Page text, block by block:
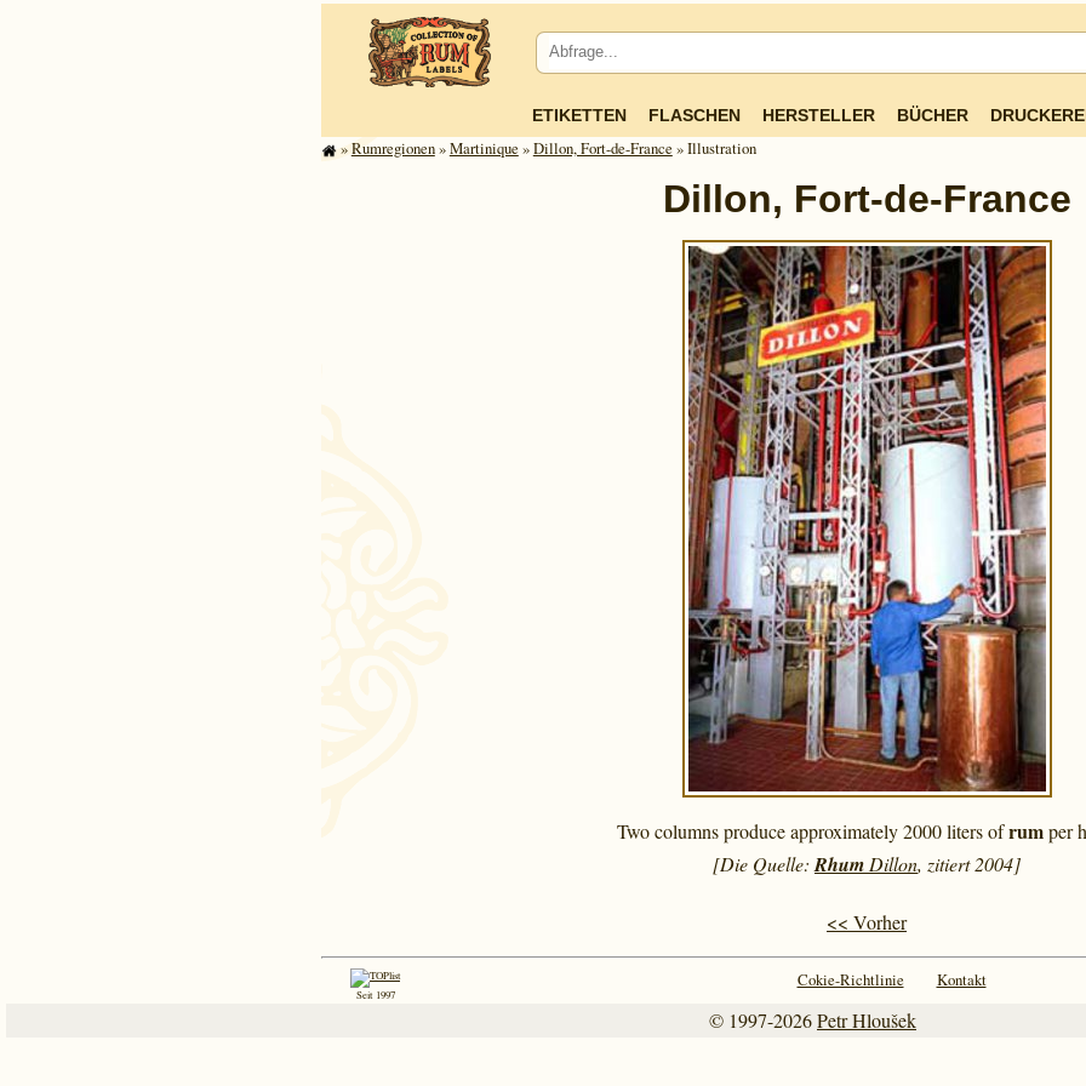
ETIKETTEN FLASCHEN HERSTELLER BÜCHER
»Rum­re­gi­o­nen»Mar­ti­ni­que »Dillon, Fort-de-France » Illustration
Dillon, Fort-de-France
Two columns produce approximately 2000 liters ofrumper
[Die Quelle: Rhum Dillon, zitiert 2004]
<< Vorher
Seit 1997
Cokie-Richtlinie Kontakt
© 1997-2026Petr Hloušek